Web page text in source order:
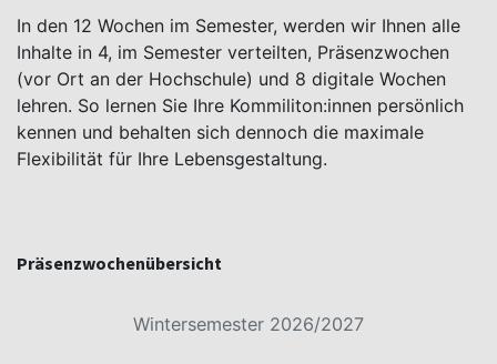
In den 12 Wochen im Semester, werden wir Ihnen alle
Inhalte in 4, im Semester verteilten, Präsenzwochen
(vor Ort an der Hochschule) und 8 digitale Wochen
lehren. So lernen Sie Ihre Kommiliton:innen persönlich
kennen und behalten sich dennoch die maximale
Flexibilität für Ihre Lebensgestaltung.
Präsenzwochenübersicht
Wintersemester 2026/2027